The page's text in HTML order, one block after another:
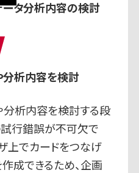
タ分析内容の検討
析内容を検討
析内容を検討する段
試行錯誤が不可欠で
上でカードをつなげ
成できるため、企画